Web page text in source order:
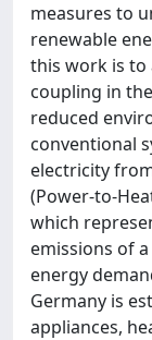
measures to
renewable
this work is to
coupling in
reduced
conventional
electricity
(Power-to-
which
emissions of
energy
Germany is
appliances,